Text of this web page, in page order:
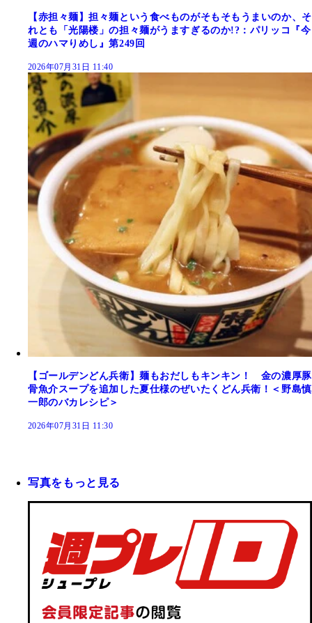
【赤担々麺】担々麺という食べものがそもそもうまいのか、そ
れとも「光陽楼」の担々麺がうますぎるのか!?：パリッコ『今
週のハマりめし』第249回
2026年07月31日 11:40
【ゴールデンどん兵衛】麺もおだしもキンキン！ 金の濃厚豚
骨魚介スープを追加した夏仕様のぜいたくどん兵衛！＜野島慎
一郎のバカレシピ＞
2026年07月31日 11:30
写真をもっと見る